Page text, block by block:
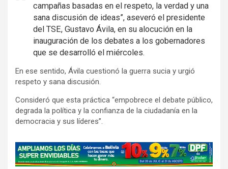
campañas basadas en el respeto, la verdad y una
sana discusión de ideas”, aseveró el presidente
del TSE, Gustavo Ávila, en su alocución en la
inauguración de los debates a los gobernadores
que se desarrolló el miércoles.
En ese sentido, Ávila cuestionó la guerra sucia y urgió
respeto y sana discusión.
Consideró que esta práctica “empobrece el debate público,
degrada la política y la confianza de la ciudadanía en la
democracia y sus líderes”.
A
d